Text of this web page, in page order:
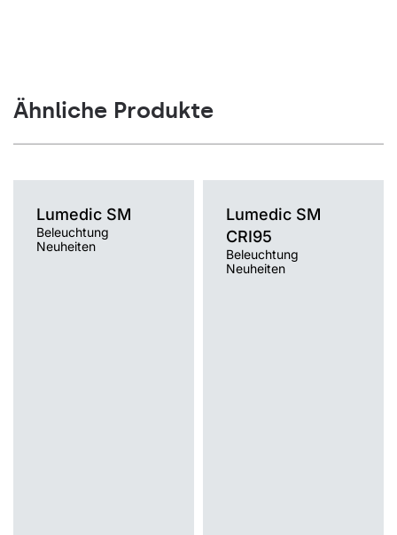
Ähnliche Produkte
Lumedic SM
Beleuchtung
Neuheiten
Lumedic SM
CRI95
Beleuchtung
Neuheiten